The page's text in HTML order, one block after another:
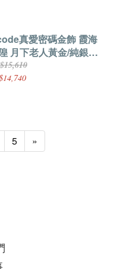
真愛密碼金飾 霞海
月下老人黃金/純銀墜
項鍊
5 »